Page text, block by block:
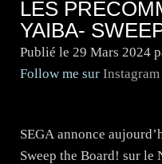
LES
YAIBA-
Publié le 29 Mars 2024
Follow me sur Instagram
SEGA annonce
Sweep the Board! sur le